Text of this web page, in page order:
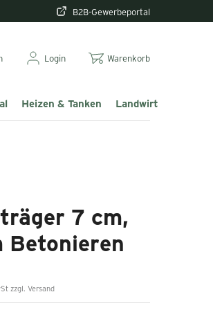
B2B-Gewerbeportal
Login Warenkorb
Heizen & Tanken Landwirtschaft &
7 cm,
zzgl. Versand